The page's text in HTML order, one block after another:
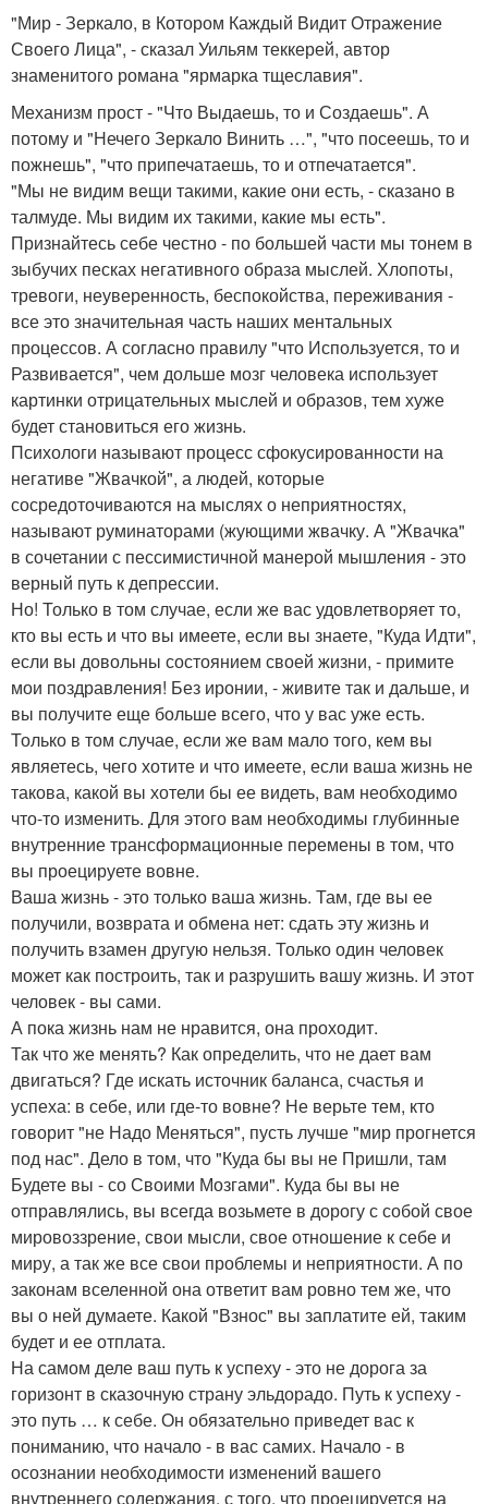
"Мир - Зеркало, в Котором Каждый Видит Отражение
Своего Лица", - сказал Уильям теккерей, автор
знаменитого романа "ярмарка тщеславия".
Механизм прост - "Что Выдаешь, то и Создаешь". А
потому и "Нечего Зеркало Винить …", "что посеешь, то и
пожнешь", "что припечатаешь, то и отпечатается".
"Мы не видим вещи такими, какие они есть, - сказано в
талмуде. Мы видим их такими, какие мы есть".
Признайтесь себе честно - по большей части мы тонем в
зыбучих песках негативного образа мыслей. Хлопоты,
тревоги, неуверенность, беспокойства, переживания -
все это значительная часть наших ментальных
процессов. А согласно правилу "что Используется, то и
Развивается", чем дольше мозг человека использует
картинки отрицательных мыслей и образов, тем хуже
будет становиться его жизнь.
Психологи называют процесс сфокусированности на
негативе "Жвачкой", а людей, которые
сосредоточиваются на мыслях о неприятностях,
называют руминаторами (жующими жвачку. А "Жвачка"
в сочетании с пессимистичной манерой мышления - это
верный путь к депрессии.
Но! Только в том случае, если же вас удовлетворяет то,
кто вы есть и что вы имеете, если вы знаете, "Куда Идти",
если вы довольны состоянием своей жизни, - примите
мои поздравления! Без иронии, - живите так и дальше, и
вы получите еще больше всего, что у вас уже есть.
Только в том случае, если же вам мало того, кем вы
являетесь, чего хотите и что имеете, если ваша жизнь не
такова, какой вы хотели бы ее видеть, вам необходимо
что-то изменить. Для этого вам необходимы глубинные
внутренние трансформационные перемены в том, что
вы проецируете вовне.
Ваша жизнь - это только ваша жизнь. Там, где вы ее
получили, возврата и обмена нет: сдать эту жизнь и
получить взамен другую нельзя. Только один человек
может как построить, так и разрушить вашу жизнь. И этот
человек - вы сами.
А пока жизнь нам не нравится, она проходит.
Так что же менять? Как определить, что не дает вам
двигаться? Где искать источник баланса, счастья и
успеха: в себе, или где-то вовне? Не верьте тем, кто
говорит "не Надо Меняться", пусть лучше "мир прогнется
под нас". Дело в том, что "Куда бы вы не Пришли, там
Будете вы - со Своими Мозгами". Куда бы вы не
отправлялись, вы всегда возьмете в дорогу с собой свое
мировоззрение, свои мысли, свое отношение к себе и
миру, а так же все свои проблемы и неприятности. А по
законам вселенной она ответит вам ровно тем же, что
вы о ней думаете. Какой "Взнос" вы заплатите ей, таким
будет и ее отплата.
На самом деле ваш путь к успеху - это не дорога за
горизонт в сказочную страну эльдорадо. Путь к успеху -
это путь … к себе. Он обязательно приведет вас к
пониманию, что начало - в вас самих. Начало - в
осознании необходимости изменений вашего
внутреннего содержания, с того, что проецируется на